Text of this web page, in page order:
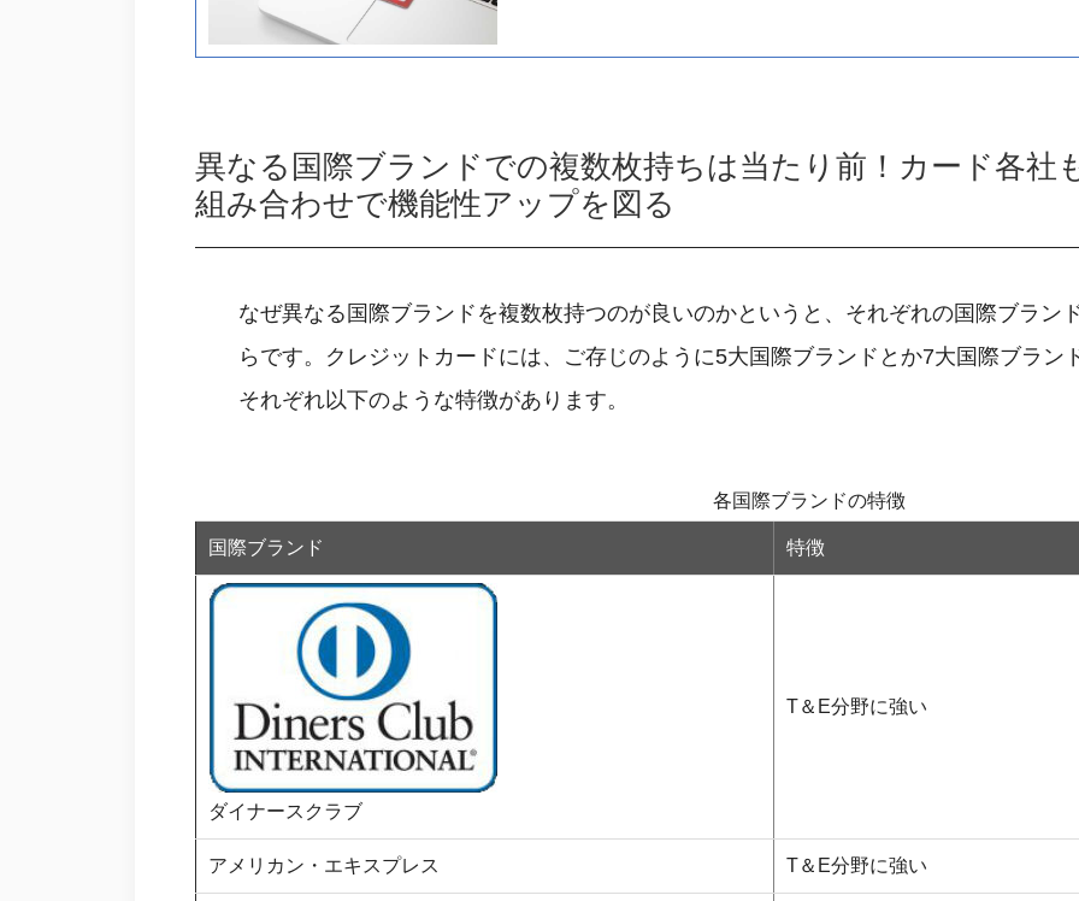
異なる国際ブランドでの複数枚持ちは当たり前！カード各社
組み合わせで機能性アップを図る
なぜ異なる国際ブランドを複数枚持つのが良いのかというと、それぞれの国際ブラン
らです。クレジットカードには、ご存じのように5大国際ブランドとか7大国際ブラン
それぞれ以下のような特徴があります。
各国際ブランドの特徴
国際ブランド 特徴
ダイナースクラブ
T＆E分野に強い
アメリカン・エキスプレス T＆E分野に強い